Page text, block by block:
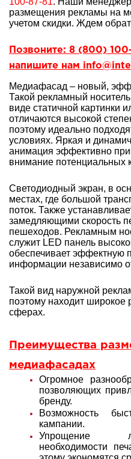
размещения рекламы на
учетом скидки. Ждем
Позвоните: 8 (800)
напишите нам
Медиафасад – новый,
Такой рекламный
виде статичной картинки
отличаются высокой
поэтому идеально
условиях. Яркая и
анимация эффективно
внимание потенциальных
Светодиодный экран, в
местах, где большой
поток. Также
замедляющими скорость
пешеходов. Рекламным
служит LED панель
обеспечивает эффектную
информации независимо
Такой вид наружной
поэтому находит широкое
сферах.
Преимущества
медиафасадах
Огромное
позволяющих
бренду.
Возможность
кампании.
Упрощение
необходимости